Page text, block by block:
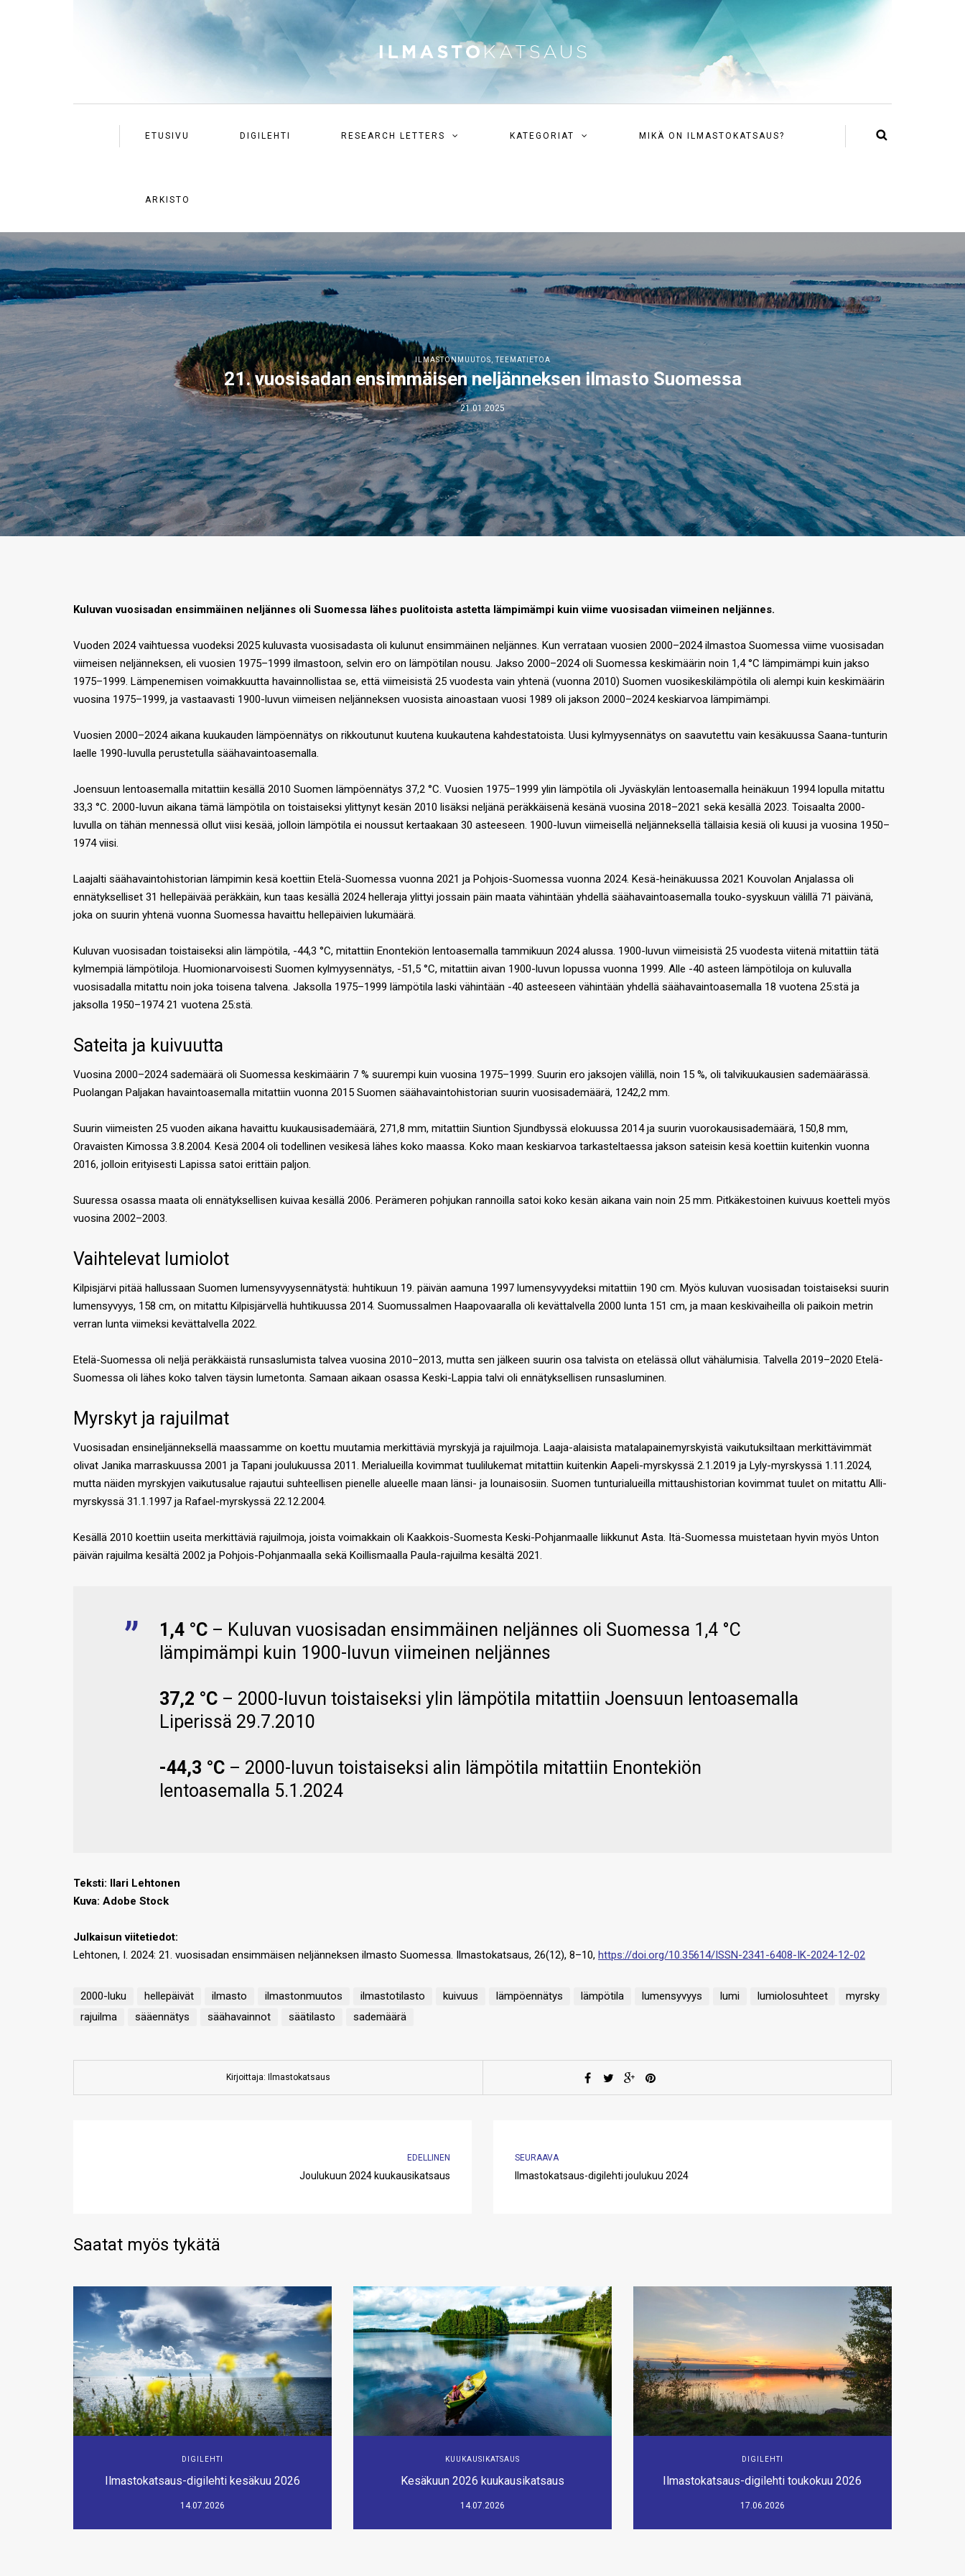
ETUSIVU DIGILEHTI RESEARCH LETTERS KATEGORIAT MIKÄ ON ILMASTOKATSAUS?
ARKISTO
ILMASTONMUUTOS,TEEMATIETOA
21. vuosisadan ensimmäisen neljänneksen ilmasto Suomessa
21.01.2025
Kuluvan vuosisadan ensimmäinen neljännes oli Suomessa lähes puolitoista astetta lämpimämpi kuin viime vuosisadan viimeinen neljännes.
Vuoden 2024 vaihtuessa vuodeksi 2025 kuluvasta vuosisadasta oli kulunut ensimmäinen neljännes. Kun verrataan vuosien 2000–2024 ilmastoa Suomessa viime vuosisadan
viimeisen neljänneksen, eli vuosien 1975–1999 ilmastoon, selvin ero on lämpötilan nousu. Jakso 2000–2024 oli Suomessa keskimäärin noin 1,4 °C lämpimämpi kuin jakso
1975–1999. Lämpenemisen voimakkuutta havainnollistaa se, että viimeisistä 25 vuodesta vain yhtenä (vuonna 2010) Suomen vuosikeskilämpötila oli alempi kuin keskimäärin
vuosina 1975–1999, ja vastaavasti 1900-luvun viimeisen neljänneksen vuosista ainoastaan vuosi 1989 oli jakson 2000–2024 keskiarvoa lämpimämpi.
Vuosien 2000–2024 aikana kuukauden lämpöennätys on rikkoutunut kuutena kuukautena kahdestatoista. Uusi kylmyysennätys on saavutettu vain kesäkuussa Saana-tunturin
laelle 1990-luvulla perustetulla säähavaintoasemalla.
Joensuun lentoasemalla mitattiin kesällä 2010 Suomen lämpöennätys 37,2 °C. Vuosien 1975–1999 ylin lämpötila oli Jyväskylän lentoasemalla heinäkuun 1994 lopulla mitattu
33,3 °C. 2000-luvun aikana tämä lämpötila on toistaiseksi ylittynyt kesän 2010 lisäksi neljänä peräkkäisenä kesänä vuosina 2018–2021 sekä kesällä 2023. Toisaalta 2000-
luvulla on tähän mennessä ollut viisi kesää, jolloin lämpötila ei noussut kertaakaan 30 asteeseen. 1900-luvun viimeisellä neljänneksellä tällaisia kesiä oli kuusi ja vuosina 1950–
1974 viisi.
Laajalti säähavaintohistorian lämpimin kesä koettiin Etelä-Suomessa vuonna 2021 ja Pohjois-Suomessa vuonna 2024. Kesä-heinäkuussa 2021 Kouvolan Anjalassa oli
ennätykselliset 31 hellepäivää peräkkäin, kun taas kesällä 2024 helleraja ylittyi jossain päin maata vähintään yhdellä säähavaintoasemalla touko-syyskuun välillä 71 päivänä,
joka on suurin yhtenä vuonna Suomessa havaittu hellepäivien lukumäärä.
Kuluvan vuosisadan toistaiseksi alin lämpötila, -44,3 °C, mitattiin Enontekiön lentoasemalla tammikuun 2024 alussa. 1900-luvun viimeisistä 25 vuodesta viitenä mitattiin tätä
kylmempiä lämpötiloja. Huomionarvoisesti Suomen kylmyysennätys, -51,5 °C, mitattiin aivan 1900-luvun lopussa vuonna 1999. Alle -40 asteen lämpötiloja on kuluvalla
vuosisadalla mitattu noin joka toisena talvena. Jaksolla 1975–1999 lämpötila laski vähintään -40 asteeseen vähintään yhdellä säähavaintoasemalla 18 vuotena 25:stä ja
jaksolla 1950–1974 21 vuotena 25:stä.
Sateita ja kuivuutta
Vuosina 2000–2024 sademäärä oli Suomessa keskimäärin 7 % suurempi kuin vuosina 1975–1999. Suurin ero jaksojen välillä, noin 15 %, oli talvikuukausien sademäärässä.
Puolangan Paljakan havaintoasemalla mitattiin vuonna 2015 Suomen säähavaintohistorian suurin vuosisademäärä, 1242,2 mm.
Suurin viimeisten 25 vuoden aikana havaittu kuukausisademäärä, 271,8 mm, mitattiin Siuntion Sjundbyssä elokuussa 2014 ja suurin vuorokausisademäärä, 150,8 mm,
Oravaisten Kimossa 3.8.2004. Kesä 2004 oli todellinen vesikesä lähes koko maassa. Koko maan keskiarvoa tarkasteltaessa jakson sateisin kesä koettiin kuitenkin vuonna
2016, jolloin erityisesti Lapissa satoi erittäin paljon.
Suuressa osassa maata oli ennätyksellisen kuivaa kesällä 2006. Perämeren pohjukan rannoilla satoi koko kesän aikana vain noin 25 mm. Pitkäkestoinen kuivuus koetteli myös
vuosina 2002–2003.
Vaihtelevat lumiolot
Kilpisjärvi pitää hallussaan Suomen lumensyvyysennätystä: huhtikuun 19. päivän aamuna 1997 lumensyvyydeksi mitattiin 190 cm. Myös kuluvan vuosisadan toistaiseksi suurin
lumensyvyys, 158 cm, on mitattu Kilpisjärvellä huhtikuussa 2014. Suomussalmen Haapovaaralla oli kevättalvella 2000 lunta 151 cm, ja maan keskivaiheilla oli paikoin metrin
verran lunta viimeksi kevättalvella 2022.
Etelä-Suomessa oli neljä peräkkäistä runsaslumista talvea vuosina 2010–2013, mutta sen jälkeen suurin osa talvista on etelässä ollut vähälumisia. Talvella 2019–2020 Etelä-
Suomessa oli lähes koko talven täysin lumetonta. Samaan aikaan osassa Keski-Lappia talvi oli ennätyksellisen runsasluminen.
Myrskyt ja rajuilmat
Vuosisadan ensineljänneksellä maassamme on koettu muutamia merkittäviä myrskyjä ja rajuilmoja. Laaja-alaisista matalapainemyrskyistä vaikutuksiltaan merkittävimmät
olivat Janika marraskuussa 2001 ja Tapani joulukuussa 2011. Merialueilla kovimmat tuulilukemat mitattiin kuitenkin Aapeli-myrskyssä 2.1.2019 ja Lyly-myrskyssä 1.11.2024,
mutta näiden myrskyjen vaikutusalue rajautui suhteellisen pienelle alueelle maan länsi- ja lounaisosiin. Suomen tunturialueilla mittaushistorian kovimmat tuulet on mitattu Alli-
myrskyssä 31.1.1997 ja Rafael-myrskyssä 22.12.2004.
Kesällä 2010 koettiin useita merkittäviä rajuilmoja, joista voimakkain oli Kaakkois-Suomesta Keski-Pohjanmaalle liikkunut Asta. Itä-Suomessa muistetaan hyvin myös Unton
päivän rajuilma kesältä 2002 ja Pohjois-Pohjanmaalla sekä Koillismaalla Paula-rajuilma kesältä 2021.
1,4 °C – Kuluvan vuosisadan ensimmäinen neljännes oli Suomessa 1,4 °C
lämpimämpi kuin 1900-luvun viimeinen neljännes
37,2 °C – 2000-luvun toistaiseksi ylin lämpötila mitattiin Joensuun lentoasemalla
Liperissä 29.7.2010
-44,3 °C – 2000-luvun toistaiseksi alin lämpötila mitattiin Enontekiön
lentoasemalla 5.1.2024
Teksti: Ilari Lehtonen
Kuva: Adobe Stock
Julkaisun viitetiedot:
Lehtonen, I. 2024: 21. vuosisadan ensimmäisen neljänneksen ilmasto Suomessa. Ilmastokatsaus, 26(12), 8–10, https://doi.org/10.35614/ISSN-2341-6408-IK-2024-12-02
2000-luku hellepäivät ilmasto ilmastonmuutos ilmastotilasto kuivuus lämpöennätys lämpötila lumensyvyys lumi lumiolosuhteet
myrsky
rajuilma
sääennätys säähavainnot säätilasto sademäärä
Kirjoittaja: Ilmastokatsaus
EDELLINEN
Joulukuun 2024 kuukausikatsaus
SEURAAVA
Ilmastokatsaus-digilehti joulukuu 2024
Saatat myös tykätä
DIGILEHTI
Ilmastokatsaus-digilehti kesäkuu 2026
14.07.2026
KUUKAUSIKATSAUS
Kesäkuun 2026 kuukausikatsaus
14.07.2026
DIGILEHTI
Ilmastokatsaus-digilehti toukokuu 2026
17.06.2026